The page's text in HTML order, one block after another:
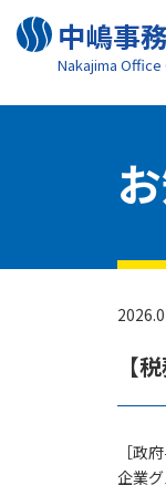
中嶋事
Nakajima Oﬃce
【
［政
企業